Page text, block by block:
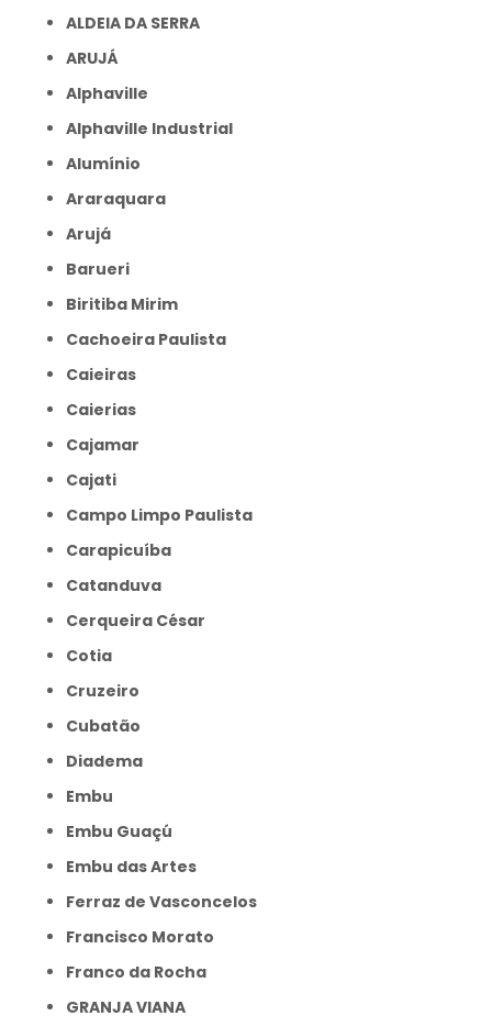
ALDEIA DA SERRA
ARUJÁ
Alphaville
Alphaville Industrial
Alumínio
Araraquara
Arujá
Barueri
Biritiba Mirim
Cachoeira Paulista
Caieiras
Caierias
Cajamar
Cajati
Campo Limpo Paulista
Carapicuíba
Catanduva
Cerqueira César
Cotia
Cruzeiro
Cubatão
Diadema
Embu
Embu Guaçú
Embu das Artes
Ferraz de Vasconcelos
Francisco Morato
Franco da Rocha
GRANJA VIANA